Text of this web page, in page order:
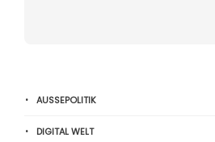
AUSSEPOLITIK
DIGITAL WELT